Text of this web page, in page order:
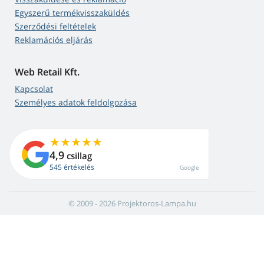
Egyszerű termékvisszaküldés
Szerződési feltételek
Reklamációs eljárás
Web Retail Kft.
Kapcsolat
Személyes adatok feldolgozása
4,9 csillag
545 értékelés Google
© 2009 - 2026 Projektoros-Lampa.hu